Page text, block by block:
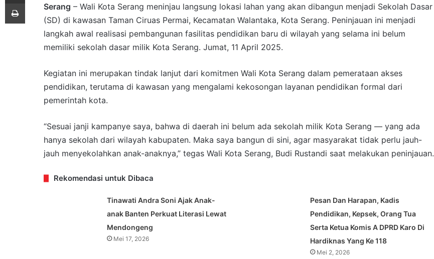
Serang – Wali Kota Serang meninjau langsung lokasi lahan yang akan dibangun menjadi Sekolah Dasar
(SD) di kawasan Taman Ciruas Permai, Kecamatan Walantaka, Kota Serang. Peninjauan ini menjadi
langkah awal realisasi pembangunan fasilitas pendidikan baru di wilayah yang selama ini belum
memiliki sekolah dasar milik Kota Serang. Jumat, 11 April 2025.
Kegiatan ini merupakan tindak lanjut dari komitmen Wali Kota Serang dalam pemerataan akses
pendidikan, terutama di kawasan yang mengalami kekosongan layanan pendidikan formal dari
pemerintah kota.
“Sesuai janji kampanye saya, bahwa di daerah ini belum ada sekolah milik Kota Serang — yang ada
hanya sekolah dari wilayah kabupaten. Maka saya bangun di sini, agar masyarakat tidak perlu jauh-
jauh menyekolahkan anak-anaknya,” tegas Wali Kota Serang, Budi Rustandi saat melakukan peninjauan.
Rekomendasi untuk Dibaca
Tinawati Andra Soni Ajak Anak-
anak Banten Perkuat Literasi Lewat
Mendongeng
Mei 17, 2026
Pesan Dan Harapan, Kadis
Pendidikan, Kepsek, Orang Tua
Serta Ketua Komis A DPRD Karo Di
Hardiknas Yang Ke 118
Mei 2, 2026